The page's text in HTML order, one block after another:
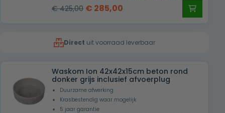
€425,00 Oorspronkelijke
€ 425,00.
€ 285,00
€ 285,00.
Direct uit voorraad leverbaar
Waskom Ion 42x42x15cm beton rond
donker grijs inclusief afvoerplug
Duurzame afwerking
Krasbestendig waar mogelijk
5 jaar garantie